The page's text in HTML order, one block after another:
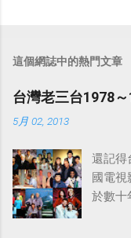
這個網誌中的熱門文章
台灣老三台1978
5月 02, 2013
還記得
國電視
於數十
「愛